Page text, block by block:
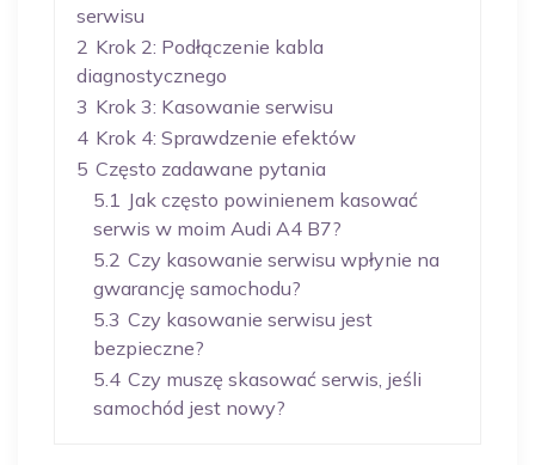
serwisu
2 Krok 2: Podłączenie kabla
diagnostycznego
3 Krok 3: Kasowanie serwisu
4 Krok 4: Sprawdzenie efektów
5 Często zadawane pytania
5.1 Jak często powinienem kasować
serwis w moim Audi A4 B7?
5.2 Czy kasowanie serwisu wpłynie na
gwarancję samochodu?
5.3 Czy kasowanie serwisu jest
bezpieczne?
5.4 Czy muszę skasować serwis, jeśli
samochód jest nowy?